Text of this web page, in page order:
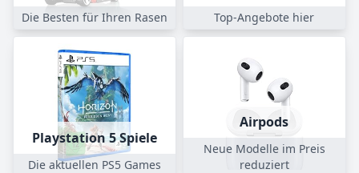
Die Besten für Ihren Rasen Top-Angebote hier
Playstation 5 Spiele
Die aktuellen PS5 Games
Airpods
Neue Modelle im Preis
reduziert